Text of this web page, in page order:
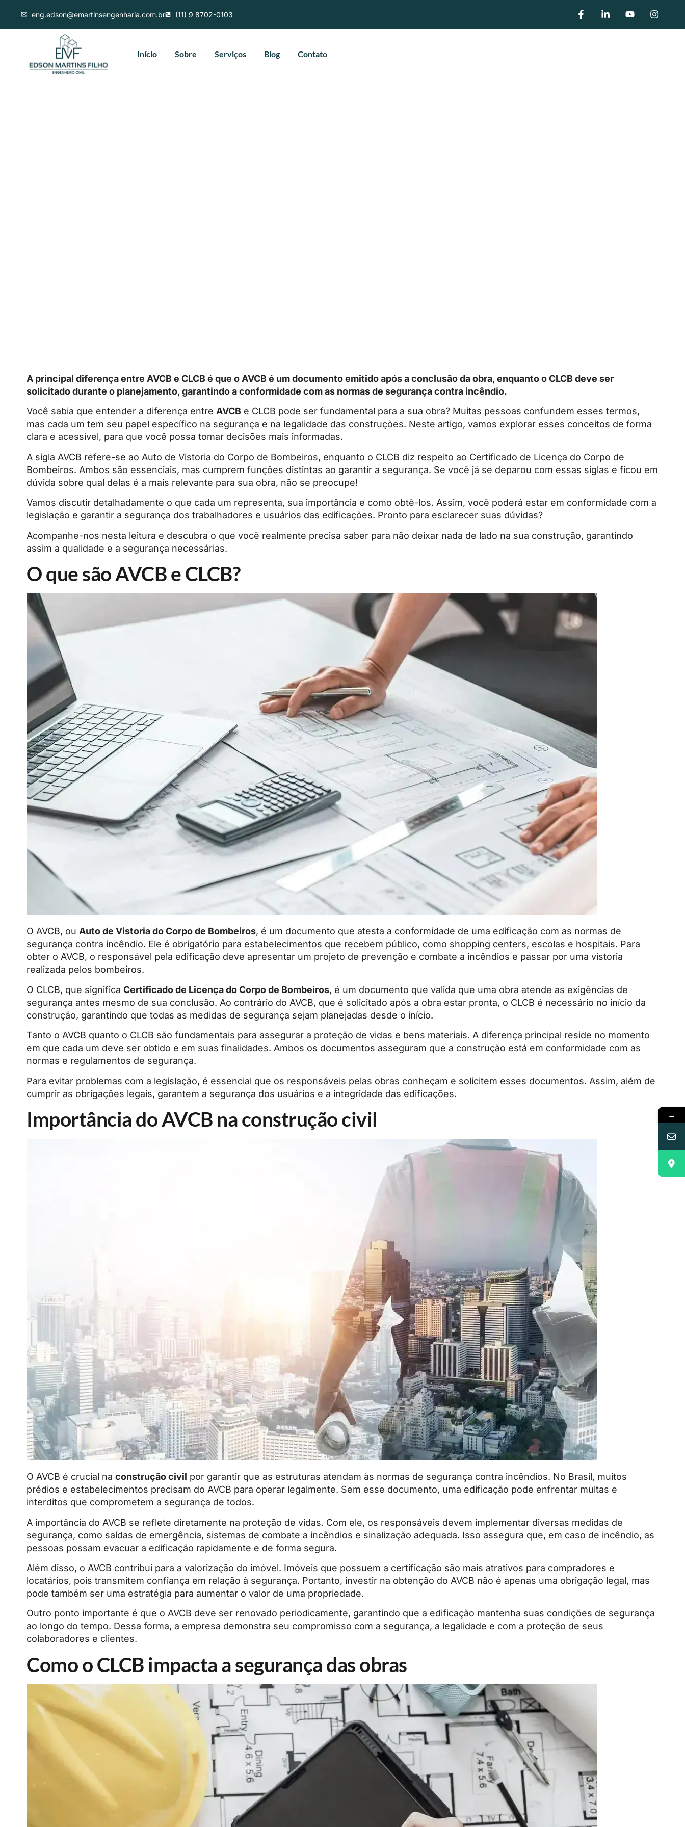
eng.edson@emartinsengenharia.com.br (11) 9 8702-0103
Início Sobre Serviços Blog Contato
A principal diferença entre AVCB e CLCB é que o AVCB é um documento emitido após a conclusão da obra, enquanto o CLCB deve ser
solicitado durante o planejamento, garantindo a conformidade com as normas de segurança contra incêndio.
Você sabia que entender a diferença entre AVCB e CLCB pode ser fundamental para a sua obra? Muitas pessoas confundem esses termos,
mas cada um tem seu papel específico na segurança e na legalidade das construções. Neste artigo, vamos explorar esses conceitos de forma
clara e acessível, para que você possa tomar decisões mais informadas.
A sigla AVCB refere-se ao Auto de Vistoria do Corpo de Bombeiros, enquanto o CLCB diz respeito ao Certificado de Licença do Corpo de
Bombeiros. Ambos são essenciais, mas cumprem funções distintas ao garantir a segurança. Se você já se deparou com essas siglas e ficou em
dúvida sobre qual delas é a mais relevante para sua obra, não se preocupe!
Vamos discutir detalhadamente o que cada um representa, sua importância e como obtê-los. Assim, você poderá estar em conformidade com a
legislação e garantir a segurança dos trabalhadores e usuários das edificações. Pronto para esclarecer suas dúvidas?
Acompanhe-nos nesta leitura e descubra o que você realmente precisa saber para não deixar nada de lado na sua construção, garantindo
assim a qualidade e a segurança necessárias.
O que são AVCB e CLCB?
O AVCB, ou Auto de Vistoria do Corpo de Bombeiros, é um documento que atesta a conformidade de uma edificação com as normas de
segurança contra incêndio. Ele é obrigatório para estabelecimentos que recebem público, como shopping centers, escolas e hospitais. Para
obter o AVCB, o responsável pela edificação deve apresentar um projeto de prevenção e combate a incêndios e passar por uma vistoria
realizada pelos bombeiros.
O CLCB, que significa Certificado de Licença do Corpo de Bombeiros, é um documento que valida que uma obra atende as exigências de
segurança antes mesmo de sua conclusão. Ao contrário do AVCB, que é solicitado após a obra estar pronta, o CLCB é necessário no início da
construção, garantindo que todas as medidas de segurança sejam planejadas desde o início.
Tanto o AVCB quanto o CLCB são fundamentais para assegurar a proteção de vidas e bens materiais. A diferença principal reside no momento
em que cada um deve ser obtido e em suas finalidades. Ambos os documentos asseguram que a construção está em conformidade com as
normas e regulamentos de segurança.
Para evitar problemas com a legislação, é essencial que os responsáveis pelas obras conheçam e solicitem esses documentos. Assim, além de
cumprir as obrigações legais, garantem a segurança dos usuários e a integridade das edificações.
Importância do AVCB na construção civil
O AVCB é crucial na construção civil por garantir que as estruturas atendam às normas de segurança contra incêndios. No Brasil, muitos
prédios e estabelecimentos precisam do AVCB para operar legalmente. Sem esse documento, uma edificação pode enfrentar multas e
interditos que comprometem a segurança de todos.
A importância do AVCB se reflete diretamente na proteção de vidas. Com ele, os responsáveis devem implementar diversas medidas de
segurança, como saídas de emergência, sistemas de combate a incêndios e sinalização adequada. Isso assegura que, em caso de incêndio, as
pessoas possam evacuar a edificação rapidamente e de forma segura.
Além disso, o AVCB contribui para a valorização do imóvel. Imóveis que possuem a certificação são mais atrativos para compradores e
locatários, pois transmitem confiança em relação à segurança. Portanto, investir na obtenção do AVCB não é apenas uma obrigação legal, mas
pode também ser uma estratégia para aumentar o valor de uma propriedade.
Outro ponto importante é que o AVCB deve ser renovado periodicamente, garantindo que a edificação mantenha suas condições de segurança
ao longo do tempo. Dessa forma, a empresa demonstra seu compromisso com a segurança, a legalidade e com a proteção de seus
colaboradores e clientes.
Como o CLCB impacta a segurança das obras
→